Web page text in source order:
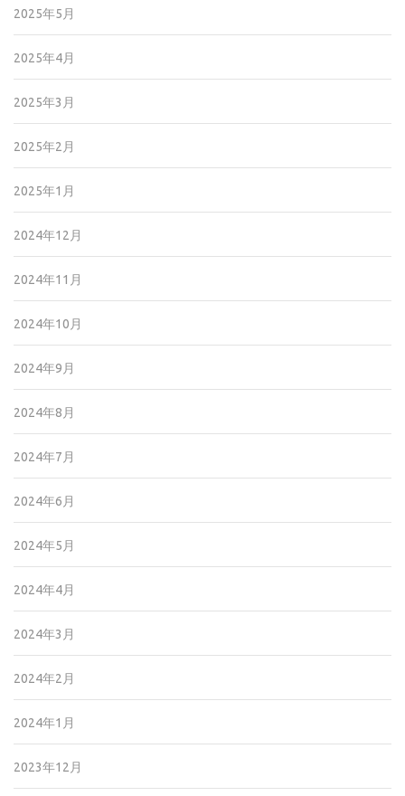
2025年5月
2025年4月
2025年3月
2025年2月
2025年1月
2024年12月
2024年11月
2024年10月
2024年9月
2024年8月
2024年7月
2024年6月
2024年5月
2024年4月
2024年3月
2024年2月
2024年1月
2023年12月